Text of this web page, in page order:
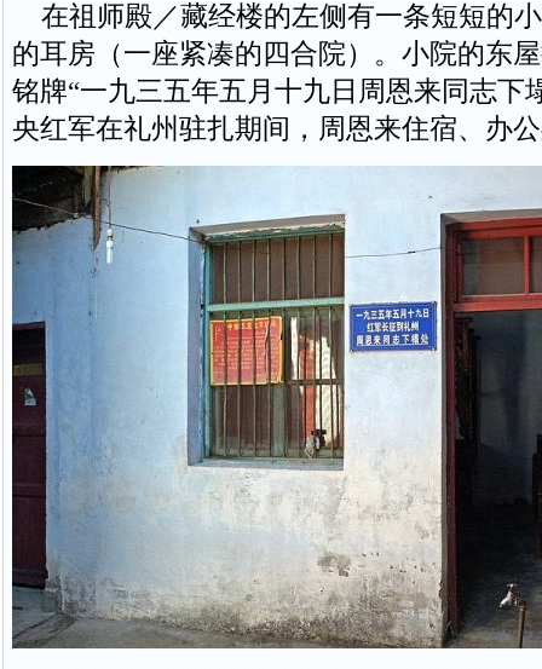
在祖师殿／藏经楼的左侧有一条短短的
的耳房（一座紧凑的四合院）。小院的东
铭牌“一九三五年五月十九日周恩来同志下
央红军在礼州驻扎期间，周恩来住宿、办